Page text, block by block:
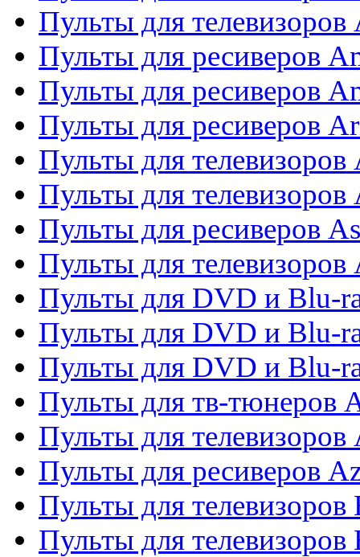
Пульты для
Пульты для ресиверов
Пульты для ресиверов
Пульты для ресиверов
Пульты для
Пульты для телевизоров
Пульты для ресиверов
Пульты для телевизоров
Пульты для DVD и Blu-
Пульты для DVD и Blu-
Пульты для DVD и Blu-
Пульты для тв-тюнеров
Пульты для телевизоров
Пульты для ресиверов
Пульты для
Пульты для